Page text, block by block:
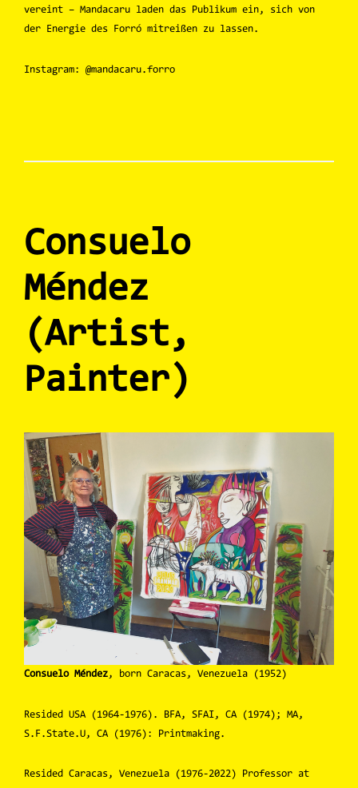
vereint – Mandacaru laden das Publikum ein, sich von
der Energie des Forró mitreißen zu lassen.
Instagram: @mandacaru.forro
Consuelo
Méndez
(Artist,
Painter)
Consuelo Méndez, born Caracas, Venezuela (1952)
Resided USA (1964-1976). BFA, SFAI, CA (1974); MA,
S.F.State.U, CA (1976): Printmaking.
Resided Caracas, Venezuela (1976-2022) Professor at